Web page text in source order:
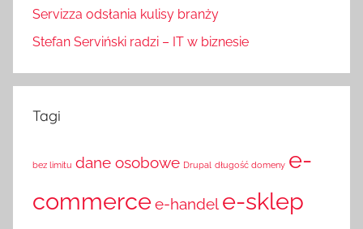
Servizza odsłania kulisy branży
Stefan Serviński radzi – IT w biznesie
Tagi
bez limitu dane osobowe Drupal długość domeny e-
commercee-handel e-sklep